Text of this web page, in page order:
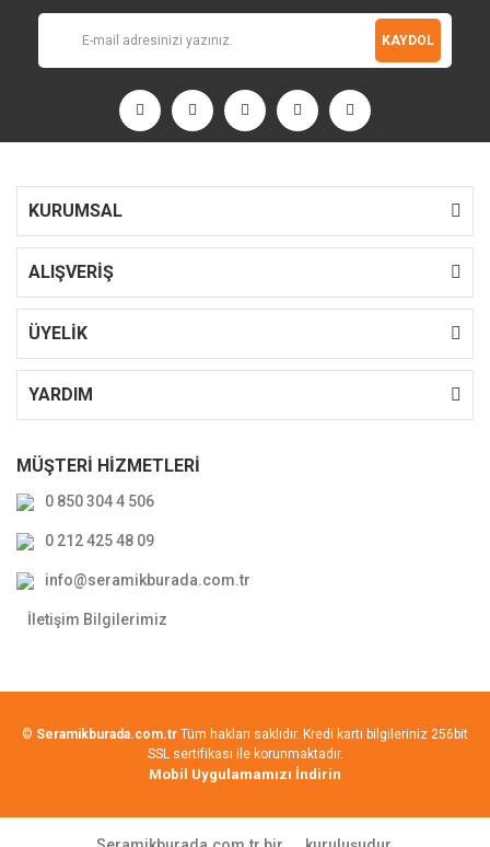
KAYDOL
KURUMSAL
ALIŞVERİŞ
ÜYELİK
YARDIM
MÜŞTERİ HİZMETLERİ
0 850 304 4 506
0 212 425 48 09
info@seramikburada.com.tr
İletişim Bilgilerimiz
© Seramikburada.com.tr Tüm hakları saklıdır. Kredi kartı bilgileriniz 256bit
SSL sertifikası ile korunmaktadır.
Mobil Uygulamamızı İndirin